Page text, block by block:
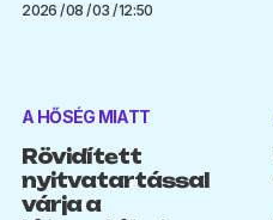
2026 / 08 / 03 / 12:50
A HŐSÉG MIATT
Rövidített
nyitvatartással
várja a